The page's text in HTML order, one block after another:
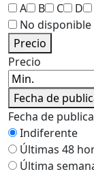
A
B C D
No disponible
Precio
Precio
Fecha de
Fecha de
Indiferente
Últimas 48
Última